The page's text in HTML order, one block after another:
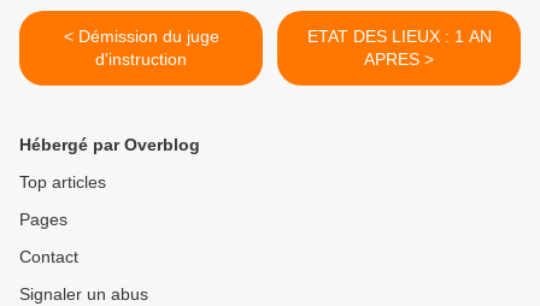
< Démission du juge
d'instruction
ETAT DES LIEUX : 1 AN
APRES >
Hébergé par Overblog
Top articles
Pages
Contact
Signaler un abus